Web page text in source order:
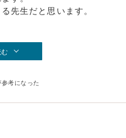
先生だと思います。
考になった